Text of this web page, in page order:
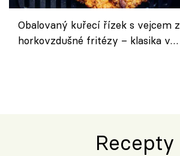
Obalovaný kuřecí řízek s vejcem z
horkovzdušné fritézy – klasika v
Recepty